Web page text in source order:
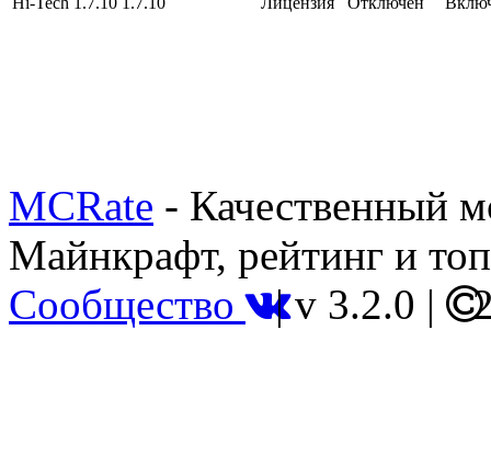
MCRate - Качественный
Майнкрафт, рейтинг и
Сообщество |v 3.2.0 |